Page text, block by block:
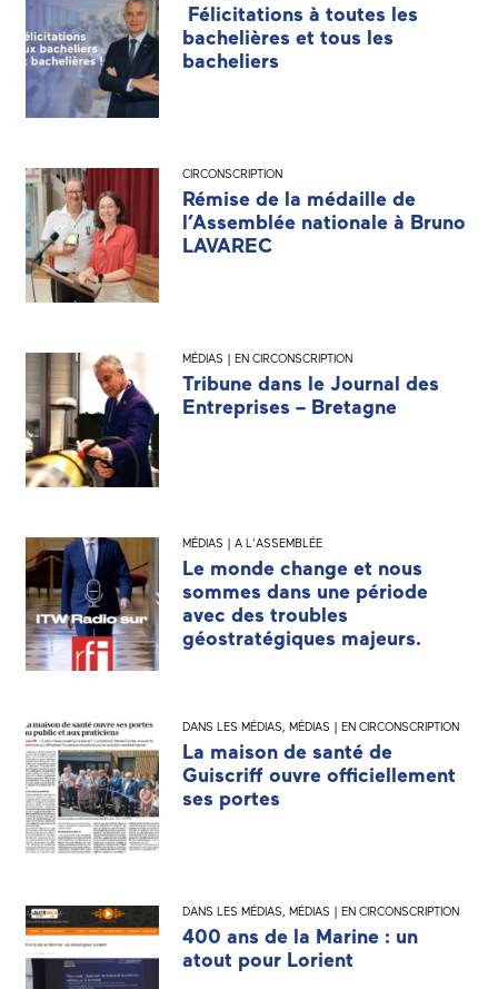
Félicitations à toutes les
bachelières et tous les
bacheliers
CIRCONSCRIPTION
Rémise de la médaille de
l’Assemblée nationale à Bruno
LAVAREC
MÉDIAS | EN CIRCONSCRIPTION
Tribune dans le Journal des
Entreprises – Bretagne
MÉDIAS | A L'ASSEMBLÉE
Le monde change et nous
sommes dans une période
avec des troubles
géostratégiques majeurs.
DANS LES MÉDIAS, MÉDIAS | EN CIRCONSCRIPTION
La maison de santé de
Guiscriff ouvre officiellement
ses portes
DANS LES MÉDIAS, MÉDIAS | EN CIRCONSCRIPTION
400 ans de la Marine : un
atout pour Lorient